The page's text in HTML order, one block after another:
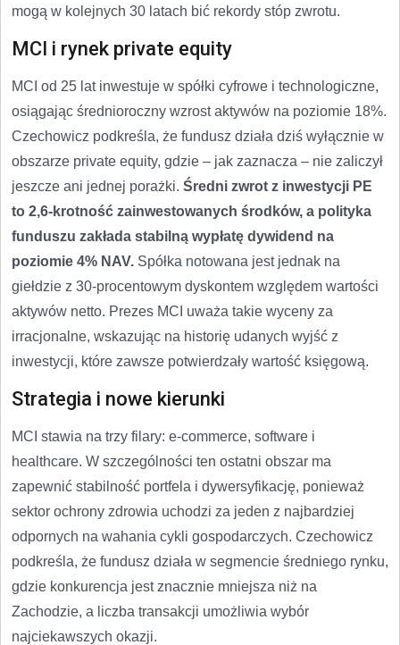
mogą w kolejnych 30 latach bić rekordy stóp zwrotu.
MCI i rynek private equity
MCI od 25 lat inwestuje w spółki cyfrowe i technologiczne,
osiągając średnioroczny wzrost aktywów na poziomie 18%.
Czechowicz podkreśla, że fundusz działa dziś wyłącznie w
obszarze private equity, gdzie – jak zaznacza – nie zaliczył
jeszcze ani jednej porażki. Średni zwrot z inwestycji PE
to 2,6-krotność zainwestowanych środków, a polityka
funduszu zakłada stabilną wypłatę dywidend na
poziomie 4% NAV. Spółka notowana jest jednak na
giełdzie z 30-procentowym dyskontem względem wartości
aktywów netto. Prezes MCI uważa takie wyceny za
irracjonalne, wskazując na historię udanych wyjść z
inwestycji, które zawsze potwierdzały wartość księgową.
Strategia i nowe kierunki
MCI stawia na trzy filary: e-commerce, software i
healthcare. W szczególności ten ostatni obszar ma
zapewnić stabilność portfela i dywersyfikację, ponieważ
sektor ochrony zdrowia uchodzi za jeden z najbardziej
odpornych na wahania cykli gospodarczych. Czechowicz
podkreśla, że fundusz działa w segmencie średniego rynku,
gdzie konkurencja jest znacznie mniejsza niż na
Zachodzie, a liczba transakcji umożliwia wybór
najciekawszych okazji.